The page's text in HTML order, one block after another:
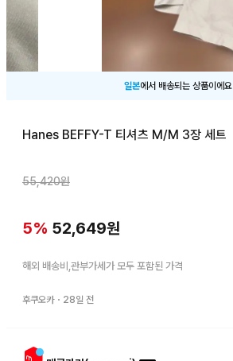
일본에서 배송되는 상품이에요
Hanes BEFFY-T 티셔츠 M/M 3장 세트
55,420원
5% 52,649원
해외 배송비,관부가세가 모두 포함된 가격
후쿠오카・ 28일 전